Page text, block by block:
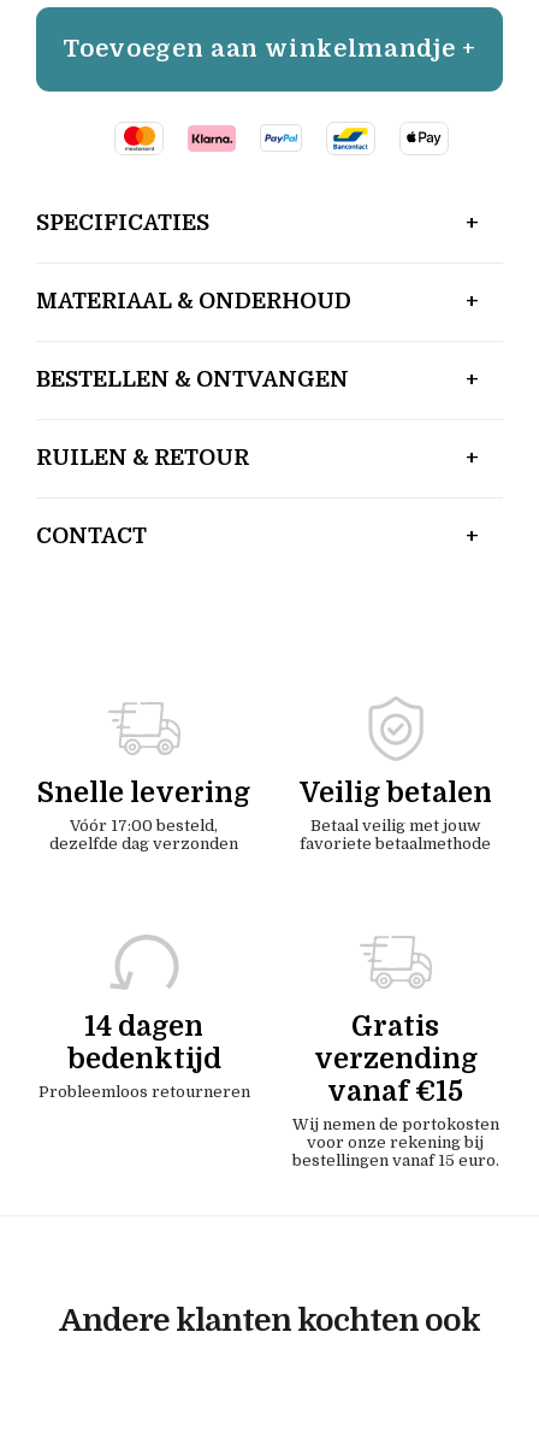
Toevoegen aan winkelmandje +
SPECIFICATIES
MATERIAAL & ONDERHOUD
BESTELLEN & ONTVANGEN
RUILEN & RETOUR
CONTACT
Snelle levering
Vóór 17:00 besteld,
dezelfde dag verzonden
Veilig betalen
Betaal veilig met jouw
favoriete betaalmethode
14 dagen
bedenktijd
Probleemloos retourneren
Gratis
verzending
vanaf €15
Wij nemen de portokosten
voor onze rekening bij
bestellingen vanaf 15 euro.
Andere klanten kochten ook